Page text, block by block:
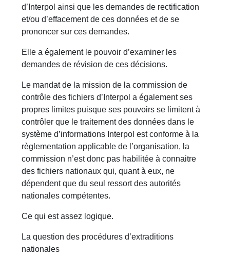
d’Interpol ainsi que les demandes de rectification
et/ou d’effacement de ces données et de se
prononcer sur ces demandes.
Elle a également le pouvoir d’examiner les
demandes de révision de ces décisions.
Le mandat de la mission de la commission de
contrôle des fichiers d’Interpol a également ses
propres limites puisque ses pouvoirs se limitent à
contrôler que le traitement des données dans le
système d’informations Interpol est conforme à la
règlementation applicable de l’organisation, la
commission n’est donc pas habilitée à connaitre
des fichiers nationaux qui, quant à eux, ne
dépendent que du seul ressort des autorités
nationales compétentes.
Ce qui est assez logique.
La question des procédures d’extraditions
nationales